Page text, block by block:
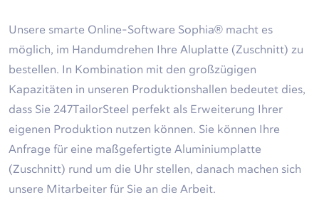
Unsere smarte Online-Software Sophia® macht es
möglich, im Handumdrehen Ihre Aluplatte (Zuschnitt) zu
bestellen. In Kombination mit den großzügigen
Kapazitäten in unseren Produktionshallen bedeutet dies,
dass Sie 247TailorSteel perfekt als Erweiterung Ihrer
eigenen Produktion nutzen können. Sie können Ihre
Anfrage für eine maßgefertigte Aluminiumplatte
(Zuschnitt) rund um die Uhr stellen, danach machen sich
unsere Mitarbeiter für Sie an die Arbeit.